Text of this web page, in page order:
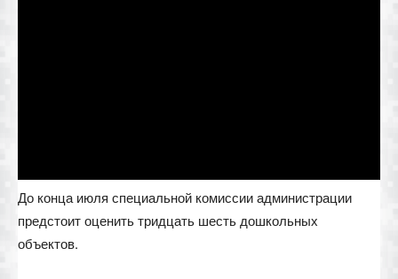
До конца июля специальной комиссии администрации
предстоит оценить тридцать шесть дошкольных
объектов.